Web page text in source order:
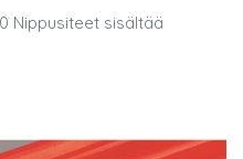
Nippusiteet sisältää